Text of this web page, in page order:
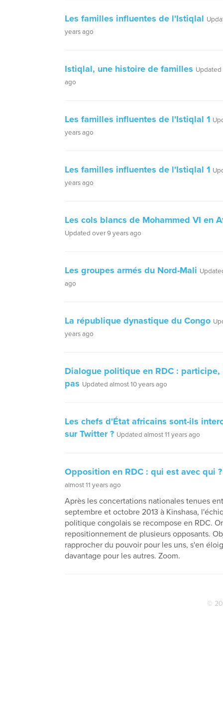
Les familles influentes de l'Istiqlal
years ago
Istiqlal, une histoire de familles Updated
ago
Les familles influentes de l'Istiqlal 1
years ago
Les familles influentes de l'Istiqlal 1
years ago
Les cols blancs de Mohammed VI en
Updated over 9 years ago
Les groupes armés du Nord-Mali
ago
La république dynastique du Congo
years ago
Dialogue politique en RDC :
pas Updated almost 10 years ago
Les chefs d'État africains sont-ils
sur Twitter ? Updated almost 11 years ago
Opposition en RDC : qui est avec qui ?
almost 11 years ago
Après les concertations nationales tenues
septembre et octobre 2013 à Kinshasa,
politique congolais se recompose en RDC.
repositionnement de plusieurs opposants.
rapprocher du pouvoir pour les uns, s'en
davantage pour les autres. Zoom.
©